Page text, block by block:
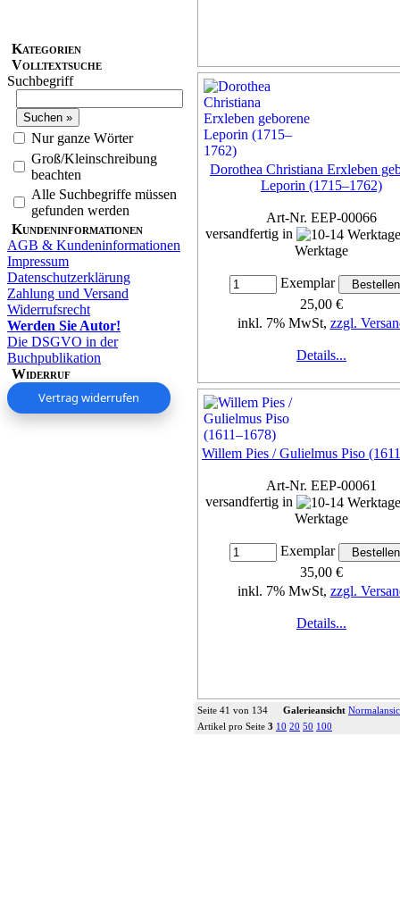
Kategorien
Volltextsuche
Suchbegriff
Nur ganze Wörter
Groß/Kleinschreibung
beachten
Alle Suchbegriffe müssen
gefunden werden
Kundeninformationen
AGB & Kundeninformationen
Impressum
Datenschutzerklärung
Zahlung und Versand
Widerrufsrecht
Werden Sie Autor!
Die DSGVO in der
Buchpublikation
Widerruf
Vertrag widerrufen
Dorothea Christiana Erxleben
Leporin (1715–1762)
Art-Nr. EEP-00066
versandfertig in
Werktage
Exemplar
25,00 €
inkl. 7% MwSt, zzgl.
Details...
Willem Pies / Gulielmus Piso
Art-Nr. EEP-00061
versandfertig in
Werktage
Exemplar
35,00 €
inkl. 7% MwSt, zzgl.
Details...
Seite 41 von 134 Galerieansicht
Artikel pro Seite 3 10 20 50 100